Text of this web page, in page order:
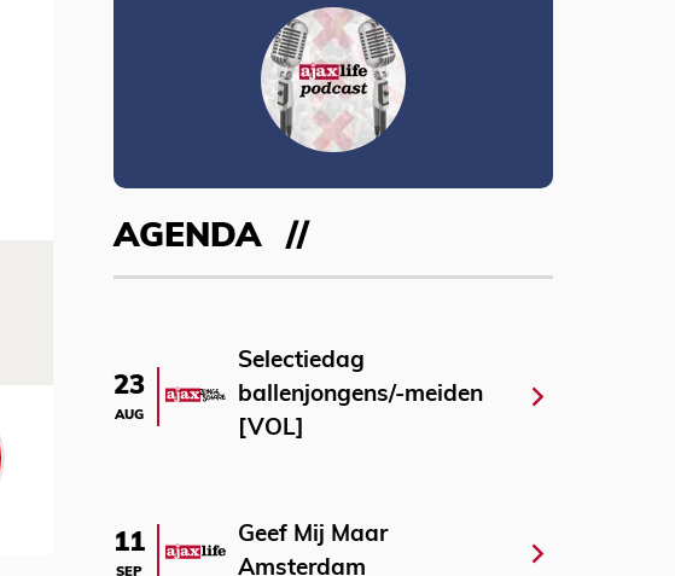
AGENDA
23
AUG
Selectiedag
ballenjongens/-meiden
[VOL]
11
SEP
Geef Mij Maar
Amsterdam